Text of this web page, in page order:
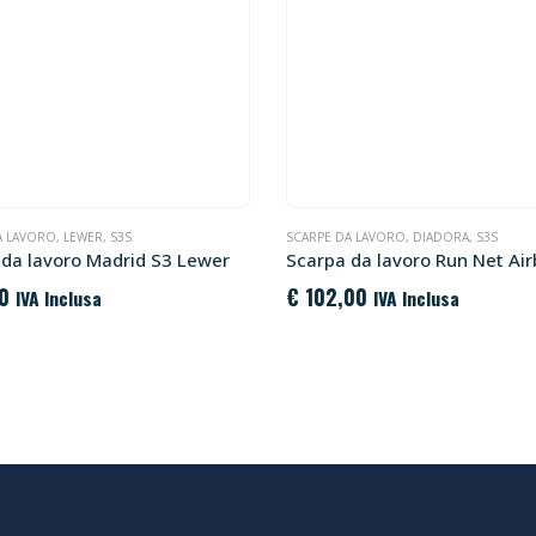
LAVORO, LEWER, S3S
lavoro Madrid S3 Lewer
IVA Inclusa
SCARPE DA LAVORO, DIADORA, S3S
€ 102,00 IVA Inclusa